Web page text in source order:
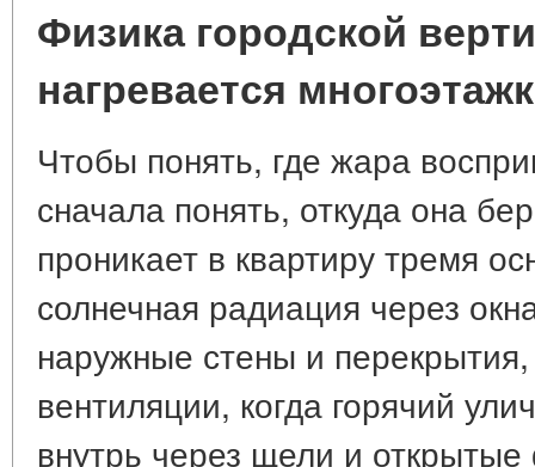
Физика городской
нагревается
Чтобы понять, где жара
сначала понять, откуда она
проникает в квартиру тремя
солнечная радиация через
наружные стены и
вентиляции, когда горячий
внутрь через щели и